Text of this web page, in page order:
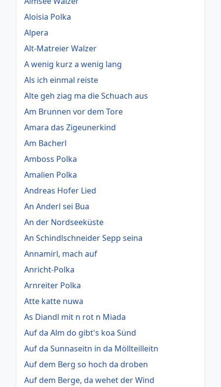
Aloisia Polka
Alpera
Alt-Matreier Walzer
A wenig kurz a wenig lang
Als ich einmal reiste
Alte geh ziag ma die Schuach aus
Am Brunnen vor dem Tore
Amara das Zigeunerkind
Am Bacherl
Amboss Polka
Amalien Polka
Andreas Hofer Lied
An Anderl sei Bua
An der Nordseeküste
An Schindlschneider Sepp seina
Annamirl, mach auf
Anricht-Polka
Arnreiter Polka
Atte katte nuwa
As Diandl mit n rot n Miada
Auf da Alm do gibt's koa Sünd
Auf da Sunnaseitn in da Möllteilleitn
Auf dem Berg so hoch da droben
Auf dem Berge, da wehet der Wind